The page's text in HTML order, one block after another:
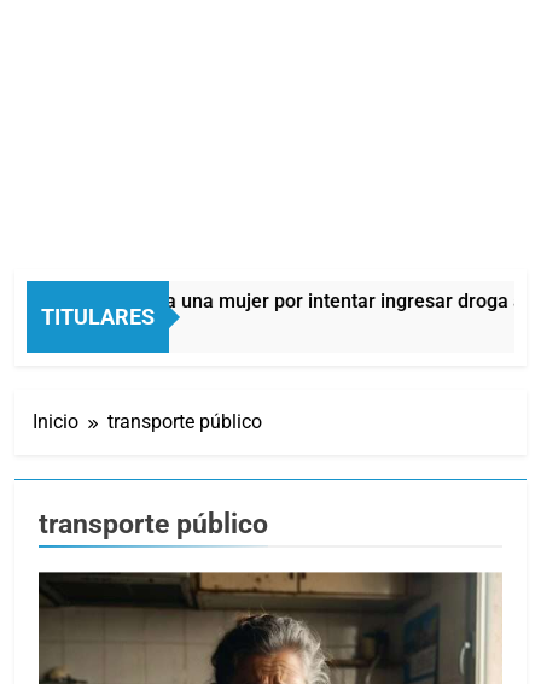
TITULARES
a una mujer por intentar ingresar droga a una
Inicio transporte público
transporte público